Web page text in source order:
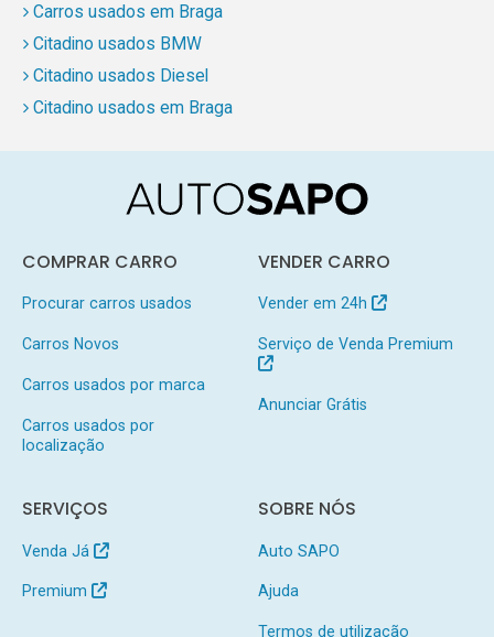
Carros usados em Braga
Citadino usados BMW
Citadino usados Diesel
Citadino usados em Braga
COMPRAR CARRO
Procurar carros usados
Carros Novos
Carros usados por marca
Carros usados por
localização
VENDER CARRO
Vender em 24h
Serviço de Venda Premium
Anunciar Grátis
SERVIÇOS
Venda Já
Premium
SOBRE NÓS
Auto SAPO
Ajuda
Termos de utilização